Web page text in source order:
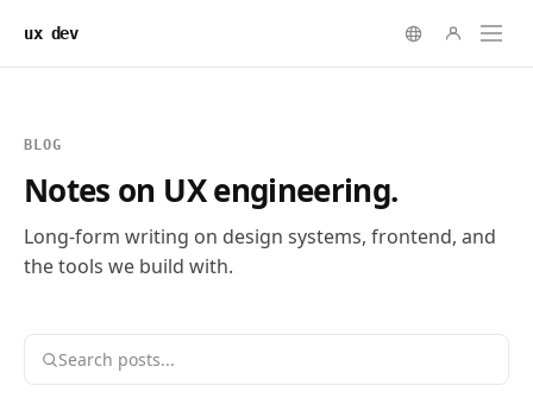
ux dev
BLOG
Notes on UX engineering.
Long-form writing on design systems, frontend, and
the tools we build with.